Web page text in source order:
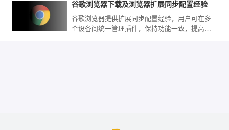
谷歌浏览器下载及浏览器扩展同步配置经验
谷歌浏览器提供扩展同步配置经验，用户可在多
个设备间统一管理插件，保持功能一致，提高浏